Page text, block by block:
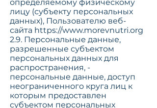
определяемому физическому
лицу (субъекту персональных
данных), Пользователю веб-
сайта https://www.morevnutri.org
2.9. Персональные данные,
разрешенные субъектом
персональных данных для
распространения, -
персональные данные, доступ
неограниченного круга лиц к
которым предоставлен
субъектом персональных